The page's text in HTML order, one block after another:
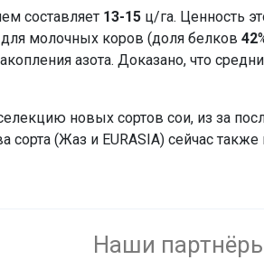
составляет 13-15 ц/га. Ценность
молочных коров (доля белков 42
азота. Доказано, что
новых сортов сои, из за
сорта (Жаз и EURASIA) сейчас
Наши